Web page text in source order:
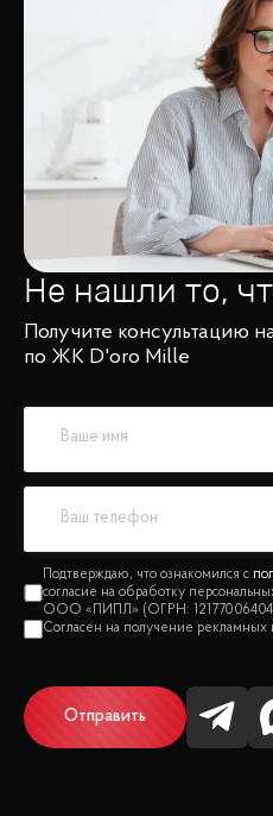
Не нашли то,
Получите консультацию
по ЖК D'oro Mille
Отправить